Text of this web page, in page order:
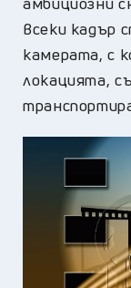
всеки кадър
камерата, с
локацията,